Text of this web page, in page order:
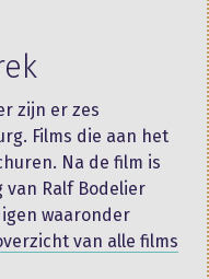
zijn er zes
Films die aan het
Na de film is
Ralf Bodelier
waaronder
van alle films